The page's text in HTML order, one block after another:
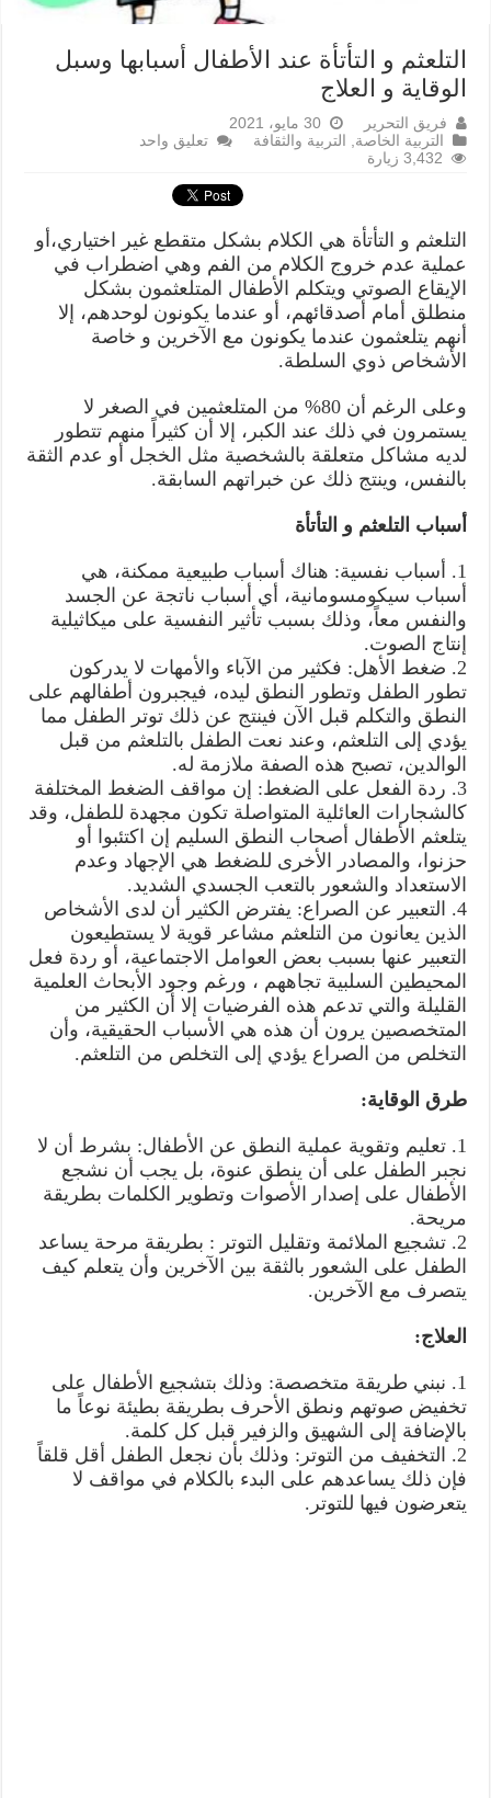
التلعثم و التأتأة عند الأطفال أسبابها وسبل
الوقاية و العلاج
فريق التحرير
30 مايو، 2021
التربية الخاصة
التربية والثقافة
تعليق واحد
3,432 زيارة
التلعثم و التأتأة هي الكلام بشكل متقطع غير اختياري،أو
عملية عدم خروج الكلام من الفم وهي اضطراب في
الإيقاع الصوتي ويتكلم الأطفال المتلعثمون بشكل
منطلق أمام أصدقائهم، أو عندما يكونون لوحدهم، إلا
أنهم يتلعثمون عندما يكونون مع الآخرين و خاصة
الأشخاص ذوي السلطة.
وعلى الرغم أن 80% من المتلعثمين في الصغر لا
يستمرون في ذلك عند الكبر، إلا أن كثيراً منهم تتطور
لديه مشاكل متعلقة بالشخصية مثل الخجل أو عدم الثقة
بالنفس، وينتج ذلك عن خبراتهم السابقة.
أسباب التلعثم و التأتأة
1. أسباب نفسية: هناك أسباب طبيعية ممكنة، هي
أسباب سيكومسومانية، أي أسباب ناتجة عن الجسد
والنفس معاً، وذلك بسبب تأثير النفسية على ميكاثيلية
إنتاج الصوت.
2. ضغط الأهل: فكثير من الآباء والأمهات لا يدركون
تطور الطفل وتطور النطق ليده، فيجبرون أطفالهم على
النطق والتكلم قبل الآن فينتج عن ذلك توتر الطفل مما
يؤدي إلى التلعثم، وعند نعت الطفل بالتلعثم من قبل
الوالدين، تصبح هذه الصفة ملازمة له.
3. ردة الفعل على الضغط: إن مواقف الضغط المختلفة
كالشجارات العائلية المتواصلة تكون مجهدة للطفل، وقد
يتلعثم الأطفال أصحاب النطق السليم إن اكتئبوا أو
حزنوا، والمصادر الأخرى للضغط هي الإجهاد وعدم
الاستعداد والشعور بالتعب الجسدي الشديد.
4. التعبير عن الصراع: يفترض الكثير أن لدى الأشخاص
الذين يعانون من التلعثم مشاعر قوية لا يستطيعون
التعبير عنها بسبب بعض العوامل الاجتماعية، أو ردة فعل
المحيطين السلبية تجاههم ، ورغم وجود الأبحاث العلمية
القليلة والتي تدعم هذه الفرضيات إلا أن الكثير من
المتخصصين يرون أن هذه هي الأسباب الحقيقية، وأن
التخلص من الصراع يؤدي إلى التخلص من التلعثم.
طرق الوقاية:
1. تعليم وتقوية عملية النطق عن الأطفال: بشرط أن لا
نجبر الطفل على أن ينطق عنوة، بل يجب أن نشجع
الأطفال على إصدار الأصوات وتطوير الكلمات بطريقة
مريحة.
2. تشجيع الملائمة وتقليل التوتر : بطريقة مرحة يساعد
الطفل على الشعور بالثقة بين الآخرين وأن يتعلم كيف
يتصرف مع الآخرين.
العلاج:
1. نبني طريقة متخصصة: وذلك بتشجيع الأطفال على
تخفيض صوتهم ونطق الأحرف بطريقة بطيئة نوعاً ما
بالإضافة إلى الشهيق والزفير قبل كل كلمة.
2. التخفيف من التوتر: وذلك بأن نجعل الطفل أقل قلقاً
فإن ذلك يساعدهم على البدء بالكلام في مواقف لا
يتعرضون فيها للتوتر.